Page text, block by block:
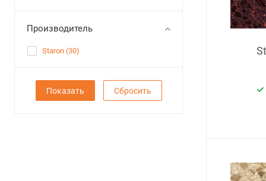
Производитель
Staron (30)
Сбросить